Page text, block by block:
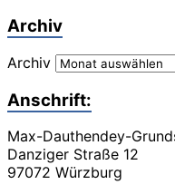
Archiv
Archiv
Anschrift:
Max-Dauthendey-
Danziger Straße 12
97072 Würzburg